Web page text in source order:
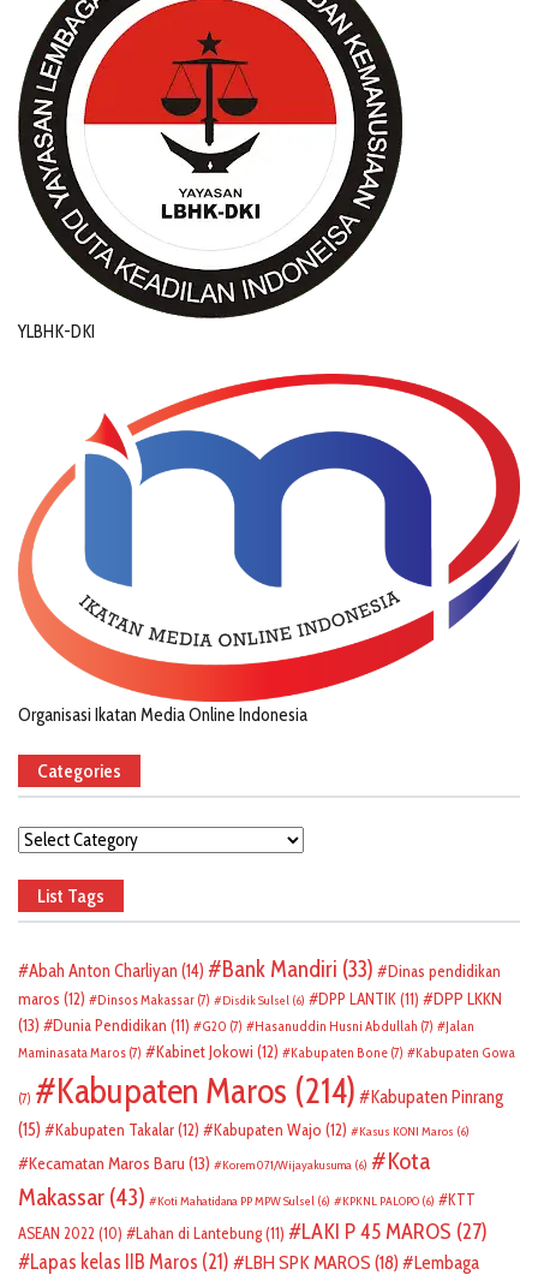
YLBHK-DKI
Organisasi Ikatan Media Online Indonesia
Categories
Categories
List Tags
Abah Anton Charliyan (14) Bank Mandiri (33)
Dinas pendidikan
maros (12) Dinsos Makassar (7) Disdik Sulsel (6) DPP LANTIK(11)
DPP LKKN
(13)
Dunia Pendidikan (11) G20 (7) Hasanuddin Husni Abdullah (7)
Jalan
Maminasata Maros (7) Kabinet Jokowi (12) Kabupaten Bone (7) Kabupaten Gowa
(7) Kabupaten Maros (214)
Kabupaten Pinrang
(15)
Kabupaten Takalar(12) Kabupaten Wajo (12) Kasus KONI Maros (6)
Kecamatan Maros Baru (13) Korem 071/Wijayakusuma (6)
Kota
Makassar (43) Koti Mahatidana PP MPW Sulsel (6) KPKNL PALOPO (6)
KTT
ASEAN 2022 (10) Lahan di Lantebung(11) LAKI P 45 MAROS (27)
Lapas kelas IIB Maros (21) LBH SPK MAROS (18)
Lembaga